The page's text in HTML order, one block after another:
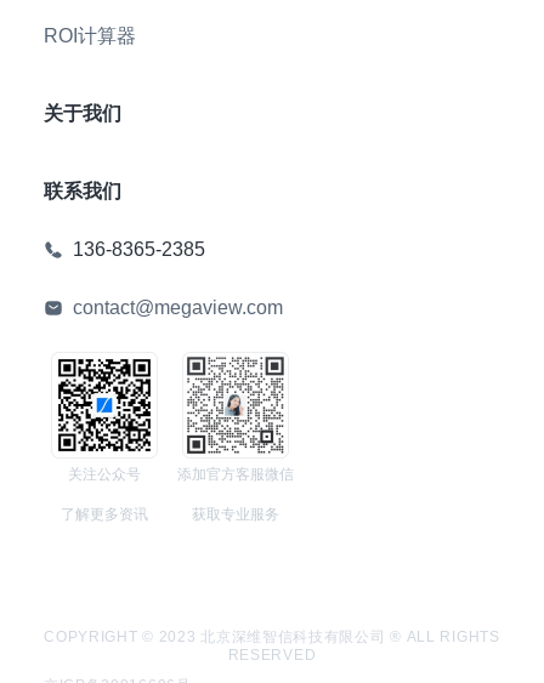
ROI计算器
关于我们
联系我们
136-8365-2385
contact@megaview.com
关注公众号
了解更多资讯
添加官方客服微信
获取专业服务
COPYRIGHT © 2023 北京深维智信科技有限公司 ® ALL RIGHTS
RESERVED